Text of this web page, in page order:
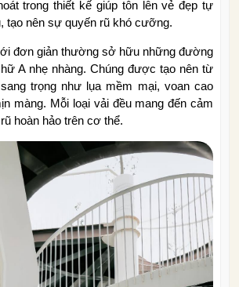
trong thiết kế giúp tôn lên vẻ đẹp tự
tạo nên sự quyến rũ khó cưỡng.
đơn giản thường sở hữu những đường
A nhẹ nhàng. Chúng được tạo nên từ
trọng như lụa mềm mại, voan cao
màng. Mỗi loại vải đều mang đến cảm
hoàn hảo trên cơ thể.